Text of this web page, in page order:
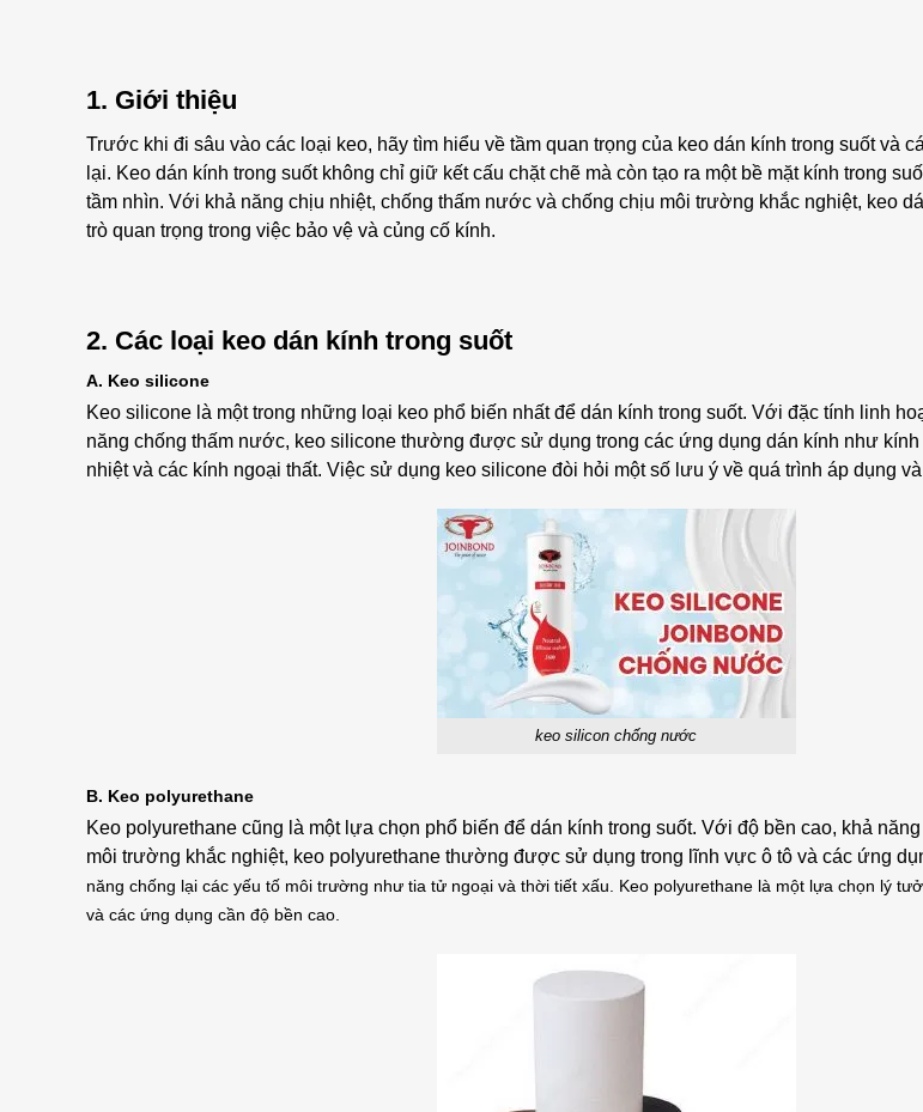
1. Giới thiệu
Trước khi đi sâu vào các loại keo, hãy tìm hiểu về tầm quan trọng của keo dán kính trong suốt và
lại. Keo dán kính trong suốt không chỉ giữ kết cấu chặt chẽ mà còn tạo ra một bề mặt kính trong
tầm nhìn. Với khả năng chịu nhiệt, chống thấm nước và chống chịu môi trường khắc nghiệt, keo
trò quan trọng trong việc bảo vệ và củng cố kính.
2. Các loại keo dán kính trong suốt
A. Keo silicone
Keo silicone là một trong những loại keo phổ biến nhất để dán kính trong suốt. Với đặc tính linh
năng chống thấm nước, keo silicone thường được sử dụng trong các ứng dụng dán kính như
nhiệt và các kính ngoại thất. Việc sử dụng keo silicone đòi hỏi một số lưu ý về quá trình áp dụng
keo silicon chống nước
B. Keo polyurethane
Keo polyurethane cũng là một lựa chọn phổ biến để dán kính trong suốt. Với độ bền cao, khả
môi trường khắc nghiệt, keo polyurethane thường được sử dụng trong lĩnh vực ô tô và các ứng
năng chống lại các yếu tố môi trường như tia tử ngoại và thời tiết xấu. Keo polyurethane là một lựa chọn lý
và các ứng dụng cần độ bền cao.